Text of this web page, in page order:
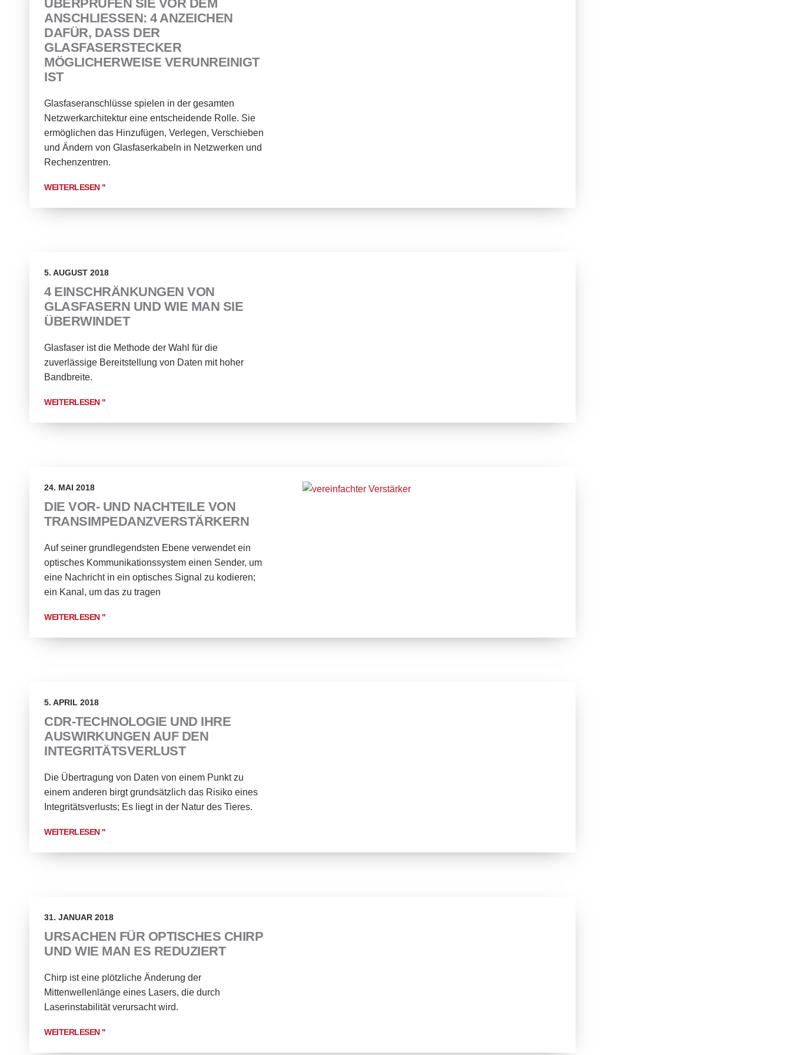
ÜBERPRÜFEN SIE VOR DEM
ANSCHLIESSEN: 4 ANZEICHEN D
AFÜR, DASS DER G
LASFASERSTECKER M
ÖGLICHERWEISE VERUNREINIGT I
ST
Glasfaseranschlüsse spielen in der gesamten
Netzwerkarchitektur eine entscheidende Rolle. Sie
ermöglichen das Hinzufügen, Verlegen, Verschieben
und Ändern von Glasfaserkabeln in Netzwerken und
Rechenzentren.
WEITERLESEN "
4 EINSCHRÄNKUNGEN VON
GLASFASERN UND WIE MAN SIE
ÜBERWINDET
5. AUGUST 2018
Glasfaser ist die Methode der Wahl für die
zuverlässige Bereitstellung von Daten mit hoher
Bandbreite.
WEITERLESEN "
DIE VOR- UND NACHTEILE VON
TRANSIMPEDANZVERSTÄRKERN
24. MAI 2018
Auf seiner grundlegendsten Ebene verwendet ein
optisches Kommunikationssystem einen Sender, um
eine Nachricht in ein optisches Signal zu kodieren;
ein Kanal, um das zu tragen
WEITERLESEN "
CDR-TECHNOLOGIE UND IHRE
AUSWIRKUNGEN AUF DEN
INTEGRITÄTSVERLUST
5. APRIL 2018
Die Übertragung von Daten von einem Punkt zu
einem anderen birgt grundsätzlich das Risiko eines
Integritätsverlusts; Es liegt in der Natur des Tieres.
WEITERLESEN "
URSACHEN FÜR OPTISCHES CHIRP
UND WIE MAN ES REDUZIERT
31. JANUAR 2018
Chirp ist eine plötzliche Änderung der
Mittenwellenlänge eines Lasers, die durch
Laserinstabilität verursacht wird.
WEITERLESEN "